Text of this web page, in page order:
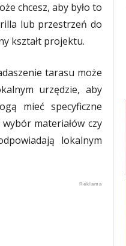
chcesz, aby było to
lub przestrzeń do
kształt projektu.
tarasu może
urzędzie, aby
mieć specyficzne
materiałów czy
lokalnym